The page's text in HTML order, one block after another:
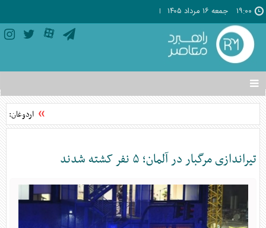
۱۹:۰۰ جمعه ۱۶ مرداد ۱۴۰۵
تغییر
وضعیت
منوی
ها
اردوغان:
تیراندازی مرگبار در آلمان؛ ۵ نفر کشته شدند